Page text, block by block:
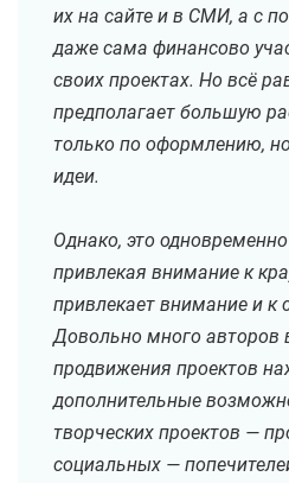
их на сайте и в СМИ, а с
даже сама финансово
своих проектах. Но всё
предполагает большую
только по оформлению,
идеи.
Однако, это
привлекая внимание к
привлекает внимание и к
Довольно много авторов
продвижения проектов
дополнительные
творческих проектов —
социальных —